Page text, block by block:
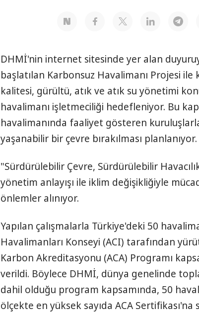
DHMİ'nin internet sitesinde yer alan
başlatılan Karbonsuz Havalimanı Projesi ile
kalitesi, gürültü, atık ve atık su yönetimi
havalimanı işletmeciliği hedefleniyor. Bu
havalimanında faaliyet gösteren
yaşanabilir bir çevre bırakılması planlanıyor.
"Sürdürülebilir Çevre, Sürdürülebilir
yönetim anlayışı ile iklim değişikliğiyle
önlemler alınıyor.
Yapılan çalışmalarla Türkiye'deki 50
Havalimanları Konseyi (ACI) tarafından
Karbon Akreditasyonu (ACA) Programı
verildi. Böylece DHMİ, dünya genelinde
dahil olduğu program kapsamında, 50
ölçekte en yüksek sayıda ACA Sertifikası'na